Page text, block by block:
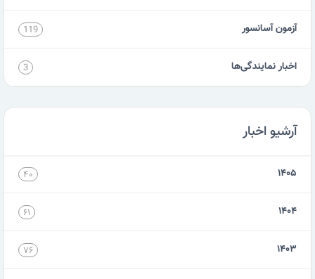
آزمون آسانسور 119
اخبار نمایندگی‌ها 3
آرشیو اخبار
۱۴۰۵ ۴۰
۱۴۰۴ ۶۱
۱۴۰۳ ۷۶